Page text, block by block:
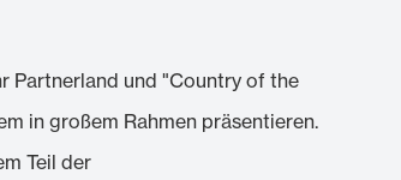
Partnerland und "Country of the
in großem Rahmen präsentieren.
Teil der